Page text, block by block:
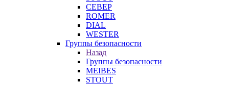
СЕВЕР
ROMER
DIAL
WESTER
Группы безопасности
Назад
Группы безопасности
MEIBES
STOUT